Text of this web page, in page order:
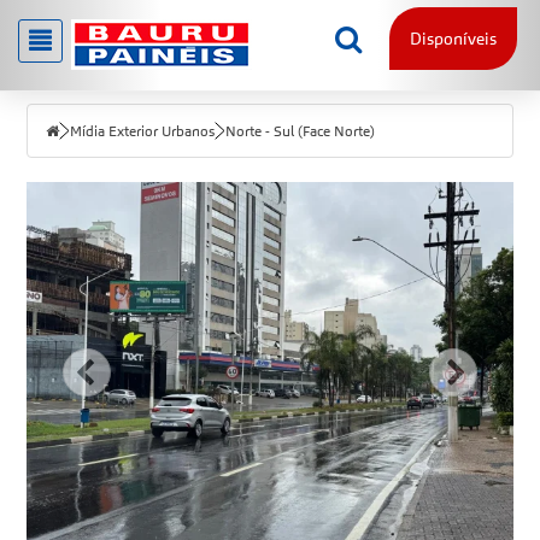
Disponíveis
Mídia Exterior Urbanos Norte - Sul (Face Norte)